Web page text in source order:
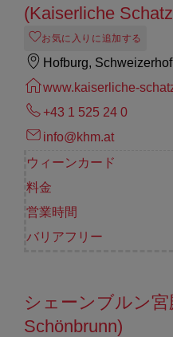
(Kaiserliche
お気に入りに追加する
Hofburg,
www.kaiserliche-
+43 1 525 24 0
info@khm.at
ウィーンカード
料金
営業時間
バリアフリー
シェーンブルン宮
Schönbrunn)